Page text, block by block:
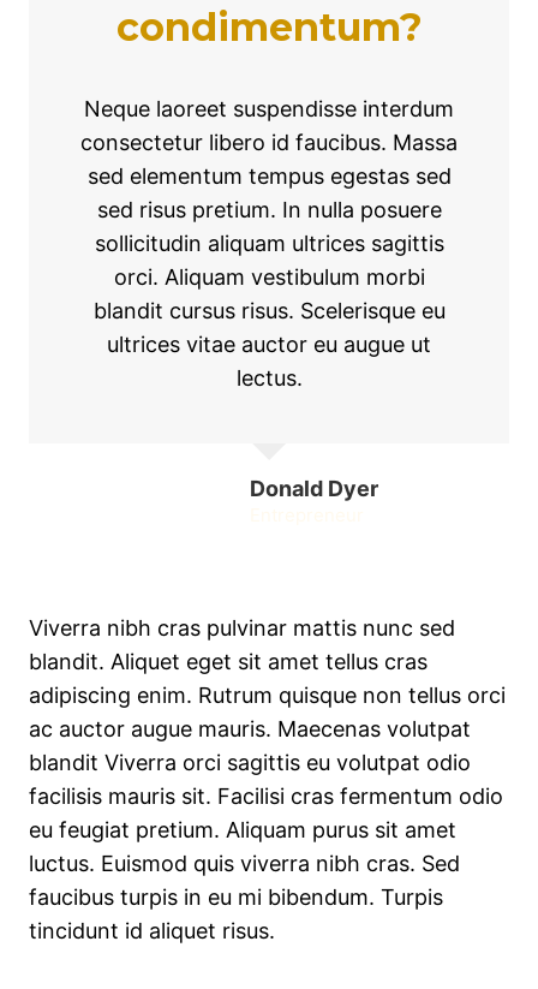
condimentum?
Neque laoreet suspendisse interdum
consectetur libero id faucibus. Massa
sed elementum tempus egestas sed
sed risus pretium. In nulla posuere
sollicitudin aliquam ultrices sagittis
orci. Aliquam vestibulum morbi
blandit cursus risus. Scelerisque eu
ultrices vitae auctor eu augue ut
lectus.
Donald Dyer
Viverra nibh cras pulvinar mattis nunc sed
blandit. Aliquet eget sit amet tellus cras
adipiscing enim. Rutrum quisque non tellus orci
ac auctor augue mauris. Maecenas volutpat
blandit Viverra orci sagittis eu volutpat odio
facilisis mauris sit. Facilisi cras fermentum odio
eu feugiat pretium. Aliquam purus sit amet
luctus. Euismod quis viverra nibh cras. Sed
faucibus turpis in eu mi bibendum. Turpis
tincidunt id aliquet risus.